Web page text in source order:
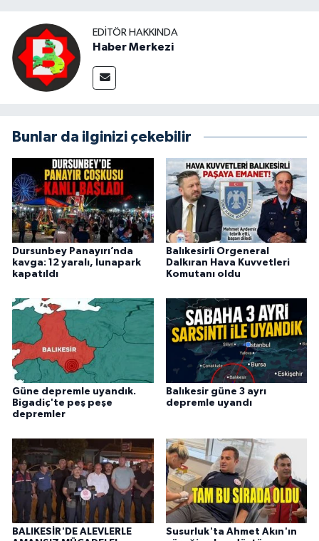
EDITÖR HAKKINDA
Haber Merkezi
Bunlar da ilginizi çekebilir
Dursunbey Panayırı’nda
kavga: 12 yaralı, lunapark
kapatıldı
Balıkesirli Orgeneral
Dalkıran Hava Kuvvetleri
Komutanı oldu
Güne depremle uyandık.
Bigadiç'te peş peşe
depremler
Balıkesir güne 3 ayrı
depremle uyandı
BALIKESİR'DE ALEVLERLE
Susurluk'ta Ahmet Akın'ın